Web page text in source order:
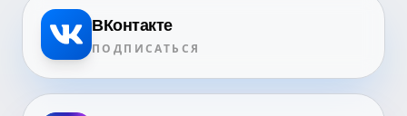
ВКонтакте
ПОДПИСАТЬСЯ